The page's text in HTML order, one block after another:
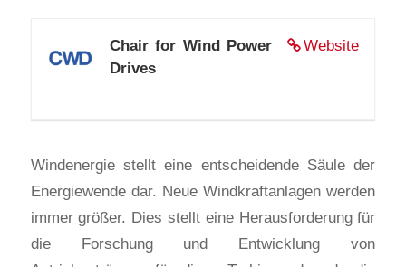
Website
Chair for Wind Power
Drives
Windenergie stellt eine entscheidende Säule der
Energiewende dar. Neue Windkraftanlagen werden
immer größer. Dies stellt eine Herausforderung für
die Forschung und Entwicklung von